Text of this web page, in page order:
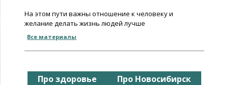
На этом пути важны отношение к человеку и
желание делать жизнь людей лучше
Все материалы
Про здоровье Про Новосибирск